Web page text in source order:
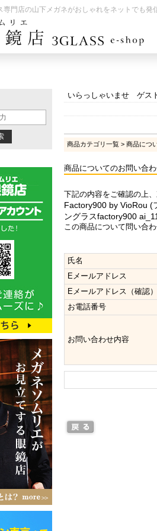
専門店の山下メガネがおしゃれをネットでも発
いらっしゃいませ ゲス
商品カテゴリ一覧 > 商品につ
商品についてのお問い合
下記の内容をご確認の上
Factory900 by VioRou (
ングラスfactory900
この商品について問い合
氏名
Eメールアドレス
Eメールアドレス（確認）
お電話番号
お問い合わせ内容